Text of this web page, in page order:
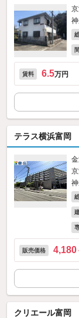
賃料 6.5万円
テラス横浜富岡
販売価格 4,180
クリエール富岡